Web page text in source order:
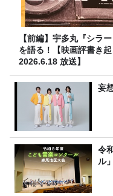
【前編】宇多丸『シラー
を語る！【映画評書き
2026.6.18 放送】
妄
令
ル